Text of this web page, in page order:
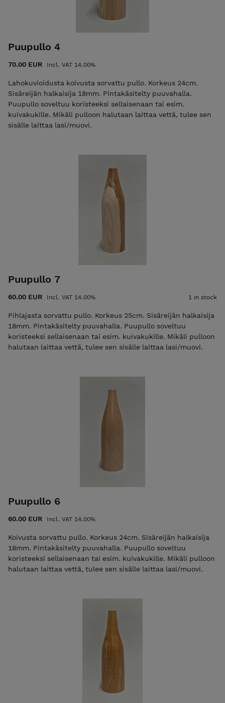
Puupullo 4
70.00 EUR Incl. VAT 14.00%
Lahokuvioidusta koivusta sorvattu pullo. Korkeus 24cm.
Sisäreijän halkaisija 18mm. Pintakäsitelty puuvahalla.
Puupullo soveltuu koristeeksi sellaisenaan tai esim.
kuivakukille. Mikäli pulloon halutaan laittaa vettä, tulee sen
sisälle laittaa lasi/muovi.
Puupullo 7
60.00 EUR Incl. VAT 14.00% 1 in stock
Pihlajasta sorvattu pullo. Korkeus 25cm. Sisäreijän halkaisija
18mm. Pintakäsitelty puuvahalla. Puupullo soveltuu
koristeeksi sellaisenaan tai esim. kuivakukille. Mikäli pulloon
halutaan laittaa vettä, tulee sen sisälle laittaa lasi/muovi.
Puupullo 6
60.00 EUR Incl. VAT 14.00%
Koivusta sorvattu pullo. Korkeus 24cm. Sisäreijän halkaisija
18mm. Pintakäsitelty puuvahalla. Puupullo soveltuu
koristeeksi sellaisenaan tai esim. kuivakukille. Mikäli pulloon
halutaan laittaa vettä, tulee sen sisälle laittaa lasi/muovi.